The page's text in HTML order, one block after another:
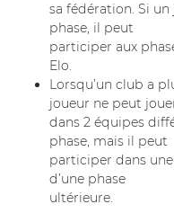
sa fédération. Si
phase, il peut
participer aux
Elo.
Lorsqu’un club a
joueur ne peut
dans 2 équipes
phase, mais il peut
participer dans
d’une phase
ultérieure.